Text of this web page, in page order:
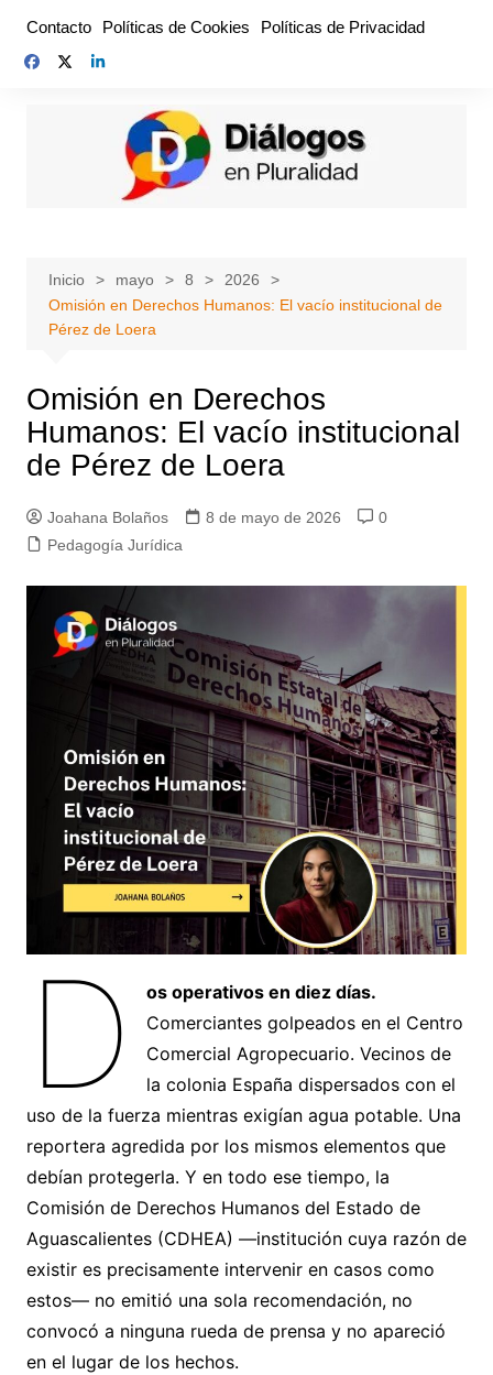
contenido
Contacto Políticas de Cookies Políticas de Privacidad
Inicio mayo 8
2026
Omisión en Derechos Humanos: El vacío institucional de
Pérez de Loera
Omisión en Derechos
Humanos: El vacío institucional
de Pérez de Loera
Joahana Bolaños 8 de mayo de 2026
0
Pedagogía Jurídica
D
os operativos en diez días.
Comerciantes golpeados en el Centro
Comercial Agropecuario. Vecinos de
la colonia España dispersados con el
uso de la fuerza mientras exigían agua potable. Una
reportera agredida por los mismos elementos que
debían protegerla. Y en todo ese tiempo, la
Comisión de Derechos Humanos del Estado de
Aguascalientes (CDHEA) —institución cuya razón de
existir es precisamente intervenir en casos como
estos— no emitió una sola recomendación, no
convocó a ninguna rueda de prensa y no apareció
en el lugar de los hechos.